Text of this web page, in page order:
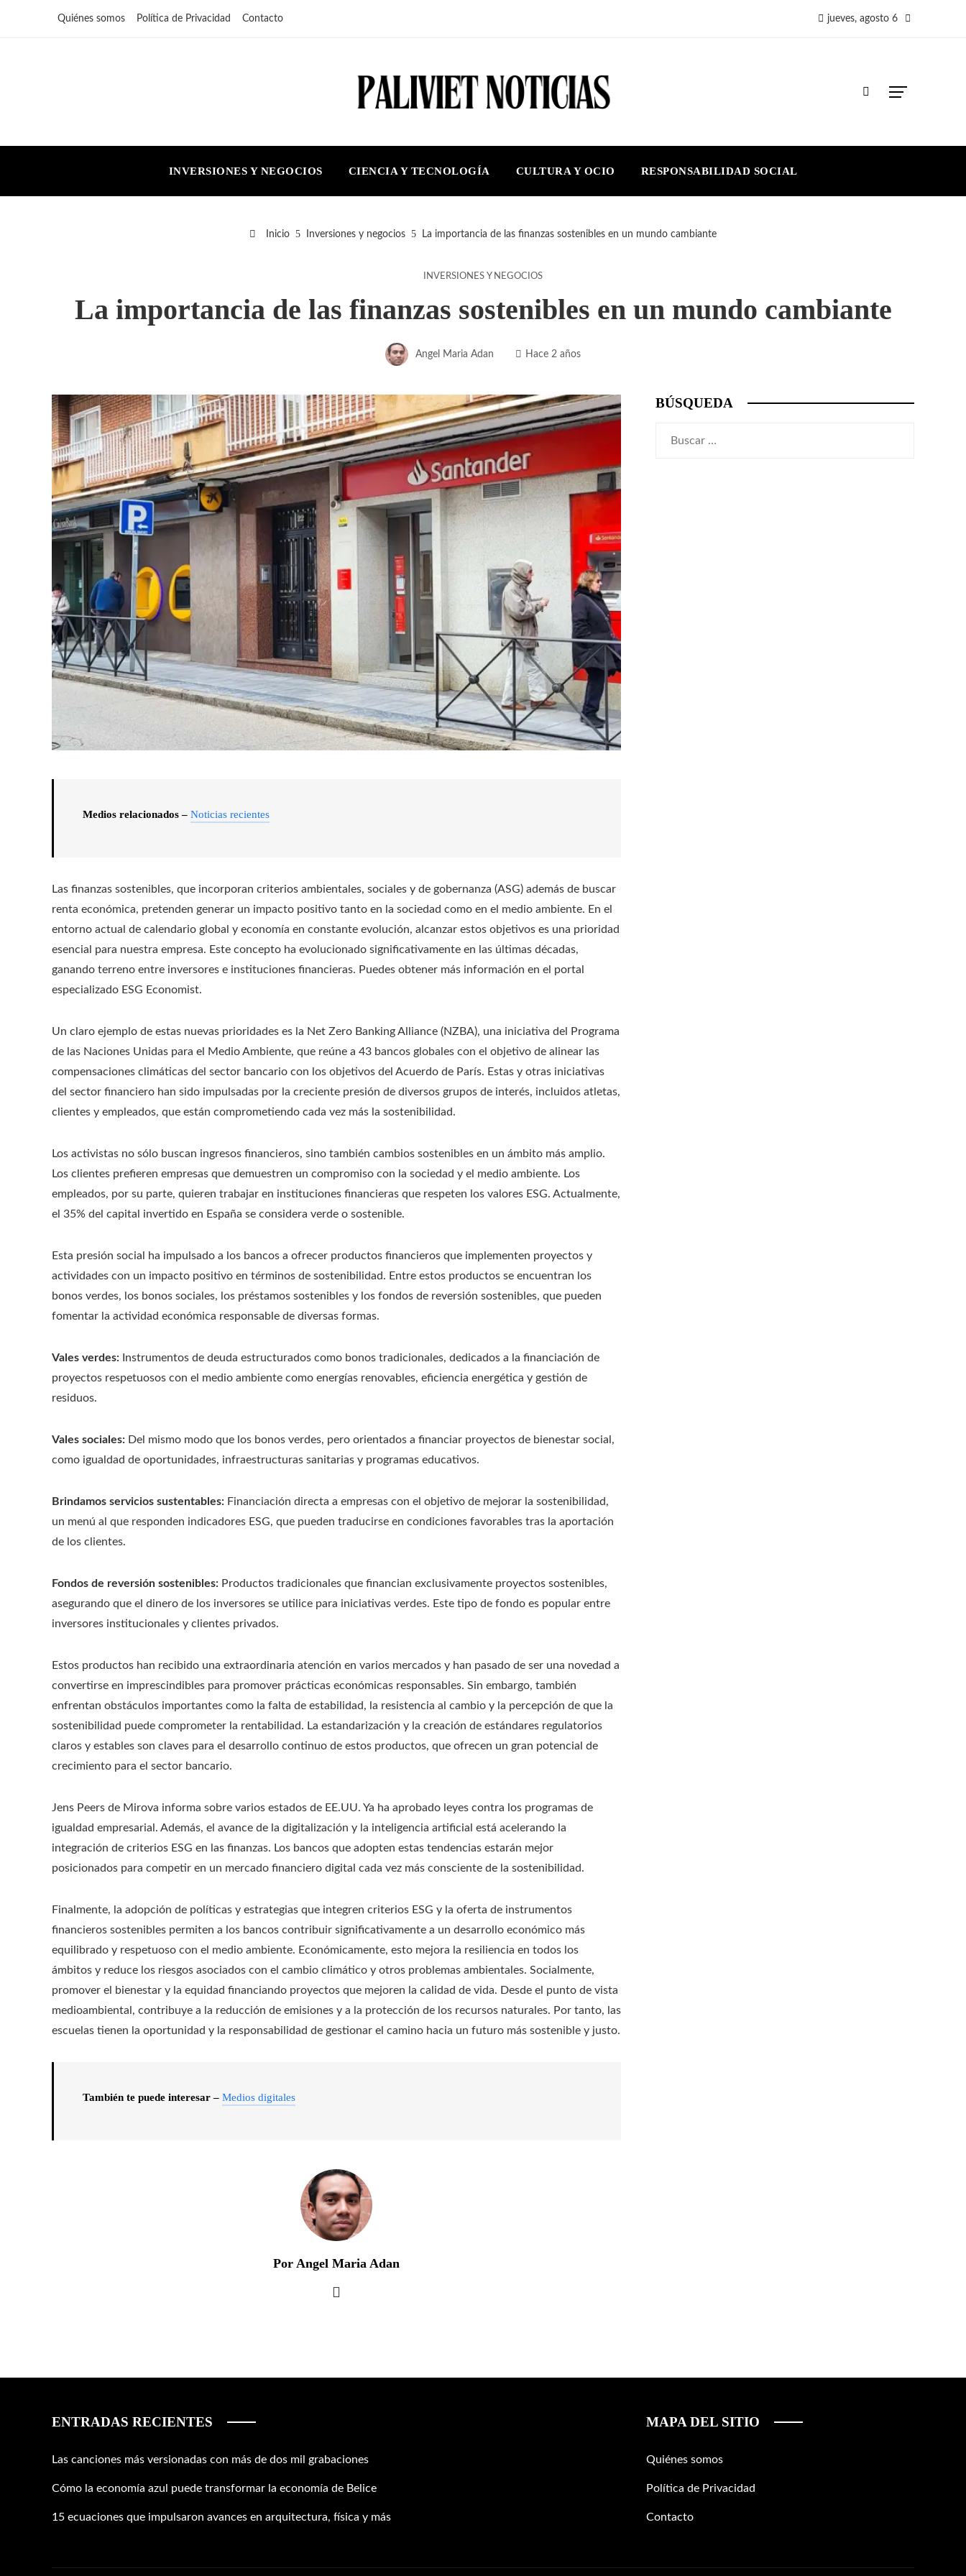
Quiénes somos Política de Privacidad Contacto jueves, agosto 6
INVERSIONES Y NEGOCIOS CIENCIA Y TECNOLOGÍA CULTURA Y OCIO RESPONSABILIDAD SOCIAL
Inicio Inversiones y negocios La importancia de las finanzas sostenibles en un mundo cambiante
INVERSIONES Y NEGOCIOS
La importancia de las finanzas sostenibles en un mundo cambiante
Angel Maria Adan Hace 2 años
Medios relacionados – Noticias recientes
Las finanzas sostenibles, que incorporan criterios ambientales, sociales y de gobernanza (ASG) además de buscar
renta económica, pretenden generar un impacto positivo tanto en la sociedad como en el medio ambiente. En el
entorno actual de calendario global y economía en constante evolución, alcanzar estos objetivos es una prioridad
esencial para nuestra empresa. Este concepto ha evolucionado significativamente en las últimas décadas,
ganando terreno entre inversores e instituciones financieras. Puedes obtener más información en el portal
especializado ESG Economist.
Un claro ejemplo de estas nuevas prioridades es la Net Zero Banking Alliance (NZBA), una iniciativa del Programa
de las Naciones Unidas para el Medio Ambiente, que reúne a 43 bancos globales con el objetivo de alinear las
compensaciones climáticas del sector bancario con los objetivos del Acuerdo de París. Estas y otras iniciativas
del sector financiero han sido impulsadas por la creciente presión de diversos grupos de interés, incluidos atletas,
clientes y empleados, que están comprometiendo cada vez más la sostenibilidad.
Los activistas no sólo buscan ingresos financieros, sino también cambios sostenibles en un ámbito más amplio.
Los clientes prefieren empresas que demuestren un compromiso con la sociedad y el medio ambiente. Los
empleados, por su parte, quieren trabajar en instituciones financieras que respeten los valores ESG. Actualmente,
el 35% del capital invertido en España se considera verde o sostenible.
Esta presión social ha impulsado a los bancos a ofrecer productos financieros que implementen proyectos y
actividades con un impacto positivo en términos de sostenibilidad. Entre estos productos se encuentran los
bonos verdes, los bonos sociales, los préstamos sostenibles y los fondos de reversión sostenibles, que pueden
fomentar la actividad económica responsable de diversas formas.
Vales verdes: Instrumentos de deuda estructurados como bonos tradicionales, dedicados a la financiación de
proyectos respetuosos con el medio ambiente como energías renovables, eficiencia energética y gestión de
residuos.
Vales sociales: Del mismo modo que los bonos verdes, pero orientados a financiar proyectos de bienestar social,
como igualdad de oportunidades, infraestructuras sanitarias y programas educativos.
Brindamos servicios sustentables: Financiación directa a empresas con el objetivo de mejorar la sostenibilidad,
un menú al que responden indicadores ESG, que pueden traducirse en condiciones favorables tras la aportación
de los clientes.
Fondos de reversión sostenibles: Productos tradicionales que financian exclusivamente proyectos sostenibles,
asegurando que el dinero de los inversores se utilice para iniciativas verdes. Este tipo de fondo es popular entre
inversores institucionales y clientes privados.
Estos productos han recibido una extraordinaria atención en varios mercados y han pasado de ser una novedad a
convertirse en imprescindibles para promover prácticas económicas responsables. Sin embargo, también
enfrentan obstáculos importantes como la falta de estabilidad, la resistencia al cambio y la percepción de que la
sostenibilidad puede comprometer la rentabilidad. La estandarización y la creación de estándares regulatorios
claros y estables son claves para el desarrollo continuo de estos productos, que ofrecen un gran potencial de
crecimiento para el sector bancario.
Jens Peers de Mirova informa sobre varios estados de EE.UU. Ya ha aprobado leyes contra los programas de
igualdad empresarial. Además, el avance de la digitalización y la inteligencia artificial está acelerando la
integración de criterios ESG en las finanzas. Los bancos que adopten estas tendencias estarán mejor
posicionados para competir en un mercado financiero digital cada vez más consciente de la sostenibilidad.
Finalmente, la adopción de políticas y estrategias que integren criterios ESG y la oferta de instrumentos
financieros sostenibles permiten a los bancos contribuir significativamente a un desarrollo económico más
equilibrado y respetuoso con el medio ambiente. Económicamente, esto mejora la resiliencia en todos los
ámbitos y reduce los riesgos asociados con el cambio climático y otros problemas ambientales. Socialmente,
promover el bienestar y la equidad financiando proyectos que mejoren la calidad de vida. Desde el punto de vista
medioambiental, contribuye a la reducción de emisiones y a la protección de los recursos naturales. Por tanto, las
escuelas tienen la oportunidad y la responsabilidad de gestionar el camino hacia un futuro más sostenible y justo.
También te puede interesar – Medios digitales
Por Angel Maria Adan
BÚSQUEDA
ENTRADAS RECIENTES
Las canciones más versionadas con más de dos mil grabaciones
Cómo la economía azul puede transformar la economía de Belice
15 ecuaciones que impulsaron avances en arquitectura, física y más
MAPA DEL SITIO
Quiénes somos
Política de Privacidad
Contacto